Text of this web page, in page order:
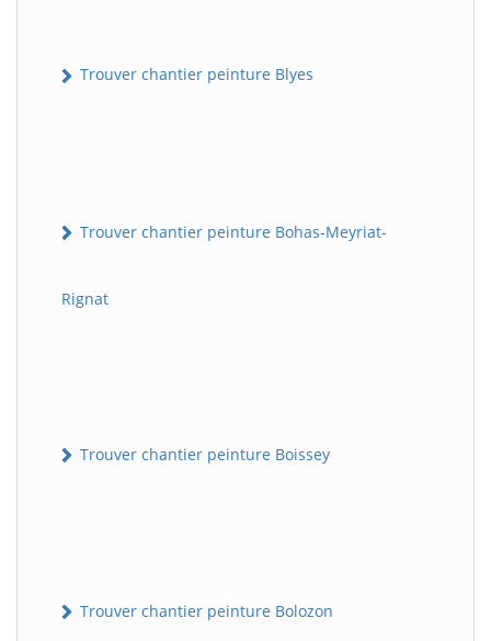
Trouver chantier peinture Blyes
Trouver chantier peinture Bohas-Meyriat-
Rignat
Trouver chantier peinture Boissey
Trouver chantier peinture Bolozon